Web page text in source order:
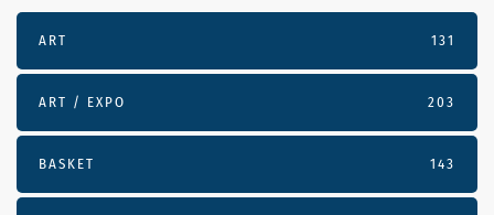
ART 131
ART / EXPO 203
BASKET 143